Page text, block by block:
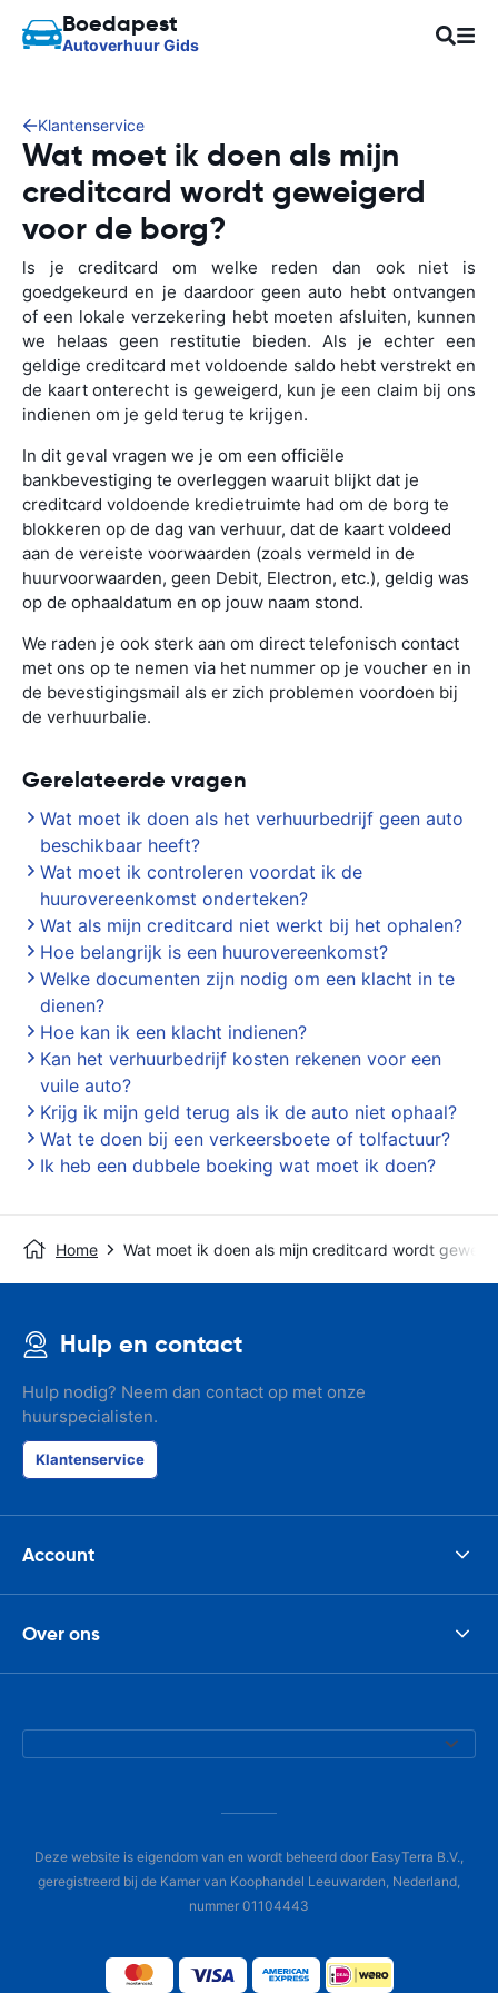
Boedapest
Autoverhuur Gids
Klantenservice
Wat moet ik doen als mijn
creditcard wordt geweigerd
voor de borg?
ls je creditcard om welke reden dan ook niet is
goedgekeurd en je daardoor geen auto hebt ontvangen
of een lokale verzekering hebt moeten afsluiten, kunnen
we helaas geen restitutie bieden. Als je echter een
geldige creditcard met voldoende saldo hebt verstrekt en
de kaart onterecht is geweigerd, kun je een claim bij ons
indienen om je geld terug te krijgen.
In dit geval vragen we je om een officiële
bankbevestiging te overleggen waaruit blijkt dat je
creditcard voldoende kredietruimte had om de borg te
blokkeren op de dag van verhuur, dat de kaart voldeed
aan de vereiste voorwaarden (zoals vermeld in de
huurvoorwaarden, geen Debit, Electron, etc.), geldig was
op de ophaaldatum en op jouw naam stond.
We raden je ook sterk aan om direct telefonisch contact
met ons op te nemen via het nummer op je voucher en in
de bevestigingsmail als er zich problemen voordoen bij
de verhuurbalie.
Gerelateerde vragen
Wat moet ik doen als het verhuurbedrijf geen auto
beschikbaar heeft?
Wat moet ik controleren voordat ik de
huurovereenkomst onderteken?
Wat als mijn creditcard niet werkt bij het ophalen?
Hoe belangrijk is een huurovereenkomst?
Welke documenten zijn nodig om een klacht in te
dienen?
Hoe kan ik een klacht indienen?
Kan het verhuurbedrijf kosten rekenen voor een
vuile auto?
Krijg ik mijn geld terug als ik de auto niet ophaal?
Wat te doen bij een verkeersboete of tolfactuur?
Ik heb een dubbele boeking wat moet ik doen?
Home Wat moet ik doen als mijn creditcard wordt
Hulp en contact
Hulp nodig? Neem dan contact op met onze
huurspecialisten.
Klantenservice
Account
Over ons
Deze website is eigendom van en wordt beheerd door EasyTerra B.V.,
geregistreerd bij de Kamer van Koophandel Leeuwarden, Nederland,
nummer 01104443